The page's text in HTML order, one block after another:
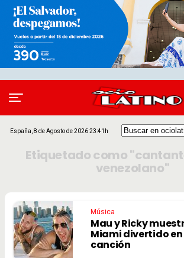
España, 8 de Agosto de 2026 23:41h
Etiquetado como
venezolano"
Música
Mau y Ricky
Miami divertido en
canción